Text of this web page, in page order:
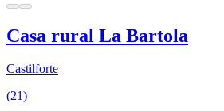
Casa rural La Bartola
Castilforte
(21)